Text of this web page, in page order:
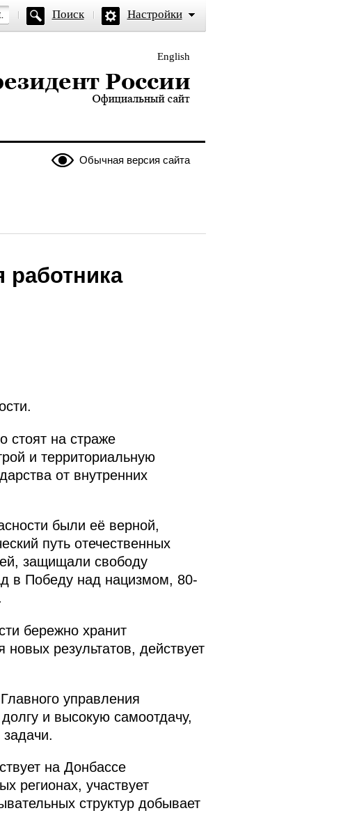
Поиск Настройки
English
— официальный сайт
Обычная версия сайта
стоят на страже
и территориальную
от внутренних
были её верной,
путь отечественных
защищали свободу
в Победу над нацизмом, 80-
бережно хранит
результатов, действует
управления
и высокую самоотдачу,
на Донбассе
регионах, участвует
структур добывает